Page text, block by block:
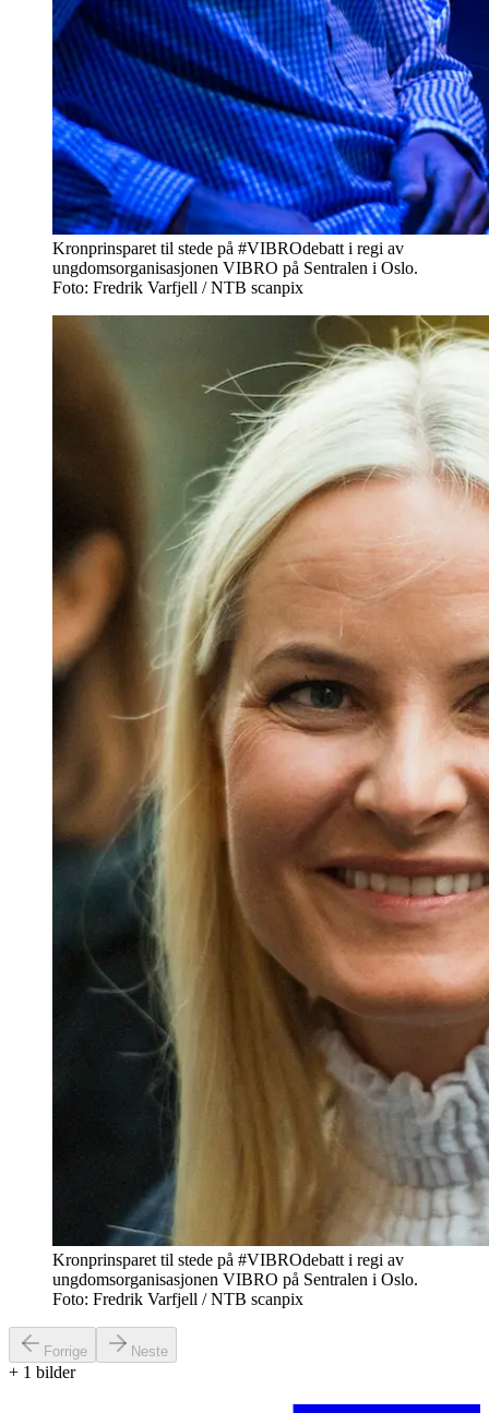
Kronprinsparet til stede på #VIBROdebatt i regi av
ungdomsorganisasjonen VIBRO på Sentralen i Oslo.
Foto: Fredrik Varfjell / NTB scanpix
Kronprinsparet til stede på #VIBROdebatt i regi av
ungdomsorganisasjonen VIBRO på Sentralen i Oslo.
Foto: Fredrik Varfjell / NTB scanpix
Forrige Neste
+ 1 bilder